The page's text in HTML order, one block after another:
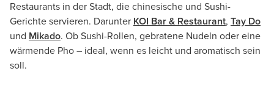
Restaurants in der Stadt, die chinesische und Sushi-
Gerichte servieren. Darunter KOI Bar & Restaurant, Tay Do
und Mikado. Ob Sushi-Rollen, gebratene Nudeln oder eine
wärmende Pho – ideal, wenn es leicht und aromatisch sein
soll.